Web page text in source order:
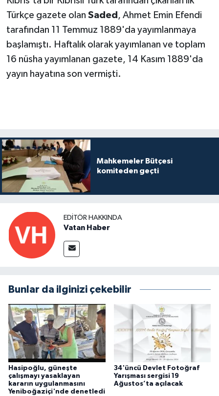
Türkçe gazete olan Saded , Ahmet Emin Efendi
tarafından 11 Temmuz 1889'da yayımlanmaya
başlamıştı. Haftalık olarak yayımlanan ve toplam
16 nüsha yayımlanan gazete, 14 Kasım 1889'da
yayın hayatına son vermişti.
Mahkemeler Bütçesi
komiteden geçti
EDITÖR HAKKINDA
Vatan Haber
Bunlar da ilginizi çekebilir
Hasipoğlu, güneşte
çalışmayı yasaklayan
kararın uygulanmasını
Yeniboğaziçi'nde denetledi
34'üncü Devlet Fotoğraf
Yarışması sergisi 19
Ağustos’ta açılacak